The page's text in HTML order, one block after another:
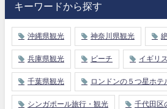
キーワードから探す
沖縄県観光 神奈川県観光
兵庫県観光 ビーチ イギリ
千葉県観光 ロンドンの５つ星ホテ
シンガポール旅行・観光 千代田区